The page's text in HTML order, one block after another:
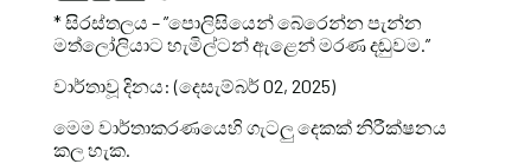
* සිරස්තලය – ”පොලිසියෙන් බේරෙන්න පැන්න
මත්ලෝලියාට හැමිල්ටන් ඇළෙන් මරණ දඬුවම.”
වාර්තාවූ දිනය: (දෙසැම්බර් 02, 2025)
මෙම වාර්තාකරණයෙහි ගැටලු දෙකක් නිරීක්ෂනය
කල හැක.